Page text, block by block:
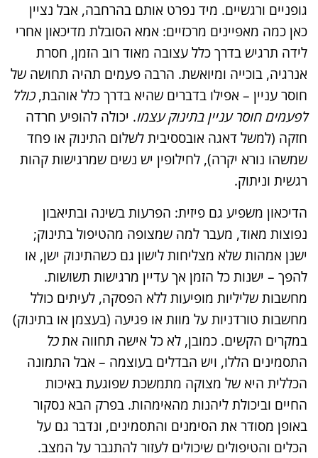
גופניים ורגשיים. מיד נפרט אותם בהרחבה, אבל נציין
כאן כמה מאפיינים מרכזיים: אמא הסובלת מדיכאון אחרי
לידה תרגיש בדרך כלל עצובה מאוד רוב הזמן, חסרת
אנרגיה, בוכייה ומיואשת. הרבה פעמים תהיה תחושה של
חוסר עניין – אפילו בדברים שהיא בדרך כלל אוהבת,כולל
לפעמים חוסר עניין בתינוק עצמו. יכולה להופיע חרדה
חזקה (למשל דאגה אובססיבית לשלום התינוק או פחד
שמשהו נורא יקרה), לחילופין יש נשים שמרגישות קהות
רגשית וניתוק.
הדיכאון משפיע גם פיזית: הפרעות בשינה ובתיאבון
נפוצות מאוד, מעבר למה שמצופה מהטיפול בתינוק;
ישנן אמהות שלא מצליחות לישון גם כשהתינוק ישן, או
להפך – ישנות כל הזמן אך עדיין מרגישות תשושות.
מחשבות שליליות מופיעות ללא הפסקה, לעיתים כולל
מחשבות טורדניות על מוות או פגיעה (בעצמן או בתינוק)
במקרים הקשים. כמובן, לא כל אישה תחווה אתכל
התסמינים הללו, ויש הבדלים בעוצמה – אבל התמונה
הכללית היא של מצוקה מתמשכת שפוגעת באיכות
החיים וביכולת ליהנות מהאימהות. בפרק הבא נסקור
באופן מסודר את הסימנים והתסמינים, ונדבר גם על
הכלים והטיפולים שיכולים לעזור להתגבר על המצב.